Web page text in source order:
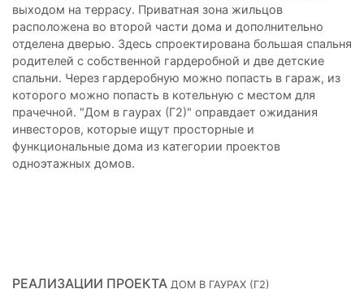
выходом на террасу. Приватная зона жильцов
расположена во второй части дома и дополнительно
отделена дверью. Здесь спроектирована большая спальня
родителей с собственной гардеробной и две детские
спальни. Через гардеробную можно попасть в гараж, из
которого можно попасть в котельную с местом для
прачечной. "Дом в гаурах (Г2)" оправдает ожидания
инвесторов, которые ищут просторные и
функциональные дома из категории проектов
одноэтажных домов.
РЕАЛИЗАЦИИ ПРОЕКТА ДОМ В ГАУРАХ (Г2)